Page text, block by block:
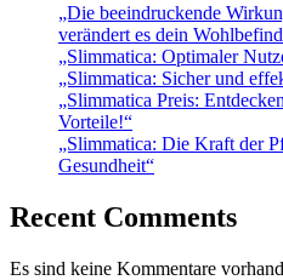
„Die beeindruckende
verändert es dein
„Slimmatica: Optimaler
„Slimmatica: Sicher und
„Slimmatica Preis:
Vorteile!“
„Slimmatica: Die Kraft der
Gesundheit“
Recent Comments
Es sind keine Kommentare